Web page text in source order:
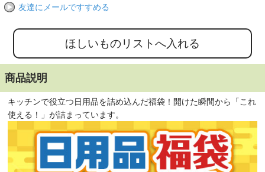
友達にメールですすめる
商品説明
キッチンで役立つ日用品を詰め込んだ福袋！開けた瞬間から「これ
使える！」が詰まっています。